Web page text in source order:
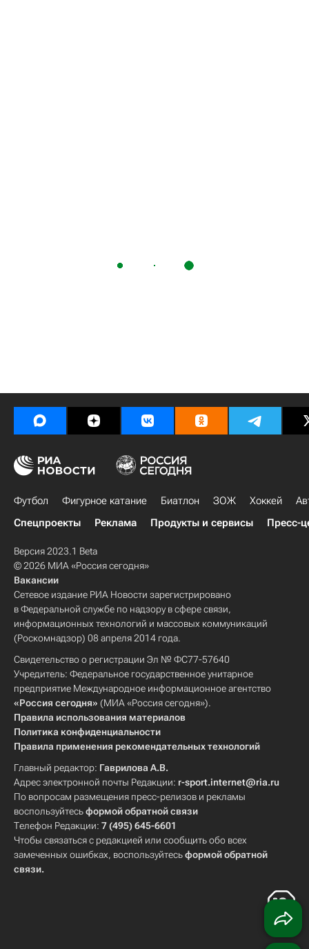
Футбол Фигурное катание Биатлон ЗОЖ Хоккей
Спецпроекты
Реклама Продукты и сервисы Пресс-
Версия 2023.1 Beta
© 2026 МИА «Россия сегодня»
Вакансии
Сетевое издание РИА Новости зарегистрировано
в Федеральной службе по надзору в сфере связи,
информационных технологий и массовых коммуникаций
(Роскомнадзор) 08 апреля 2014 года.
Свидетельство о регистрации Эл № ФС77-57640
Учредитель: Федеральное государственное унитарное
предприятие Международное информационное агентство
«Россия сегодня» (МИА «Россия сегодня»).
Правила использования материалов
Политика конфиденциальности
Правила применения рекомендательных технологий
Главный редактор: Гаврилова А.В.
Адрес электронной почты Редакции: r-sport.internet@ria.ru
По вопросам размещения пресс-релизов и рекламы
воспользуйтесьформой обратной связи
Телефон Редакции: 7 (495) 645-6601
Чтобы связаться с редакцией или сообщить обо всех
замеченных ошибках, воспользуйтесьформой обратной
связи.